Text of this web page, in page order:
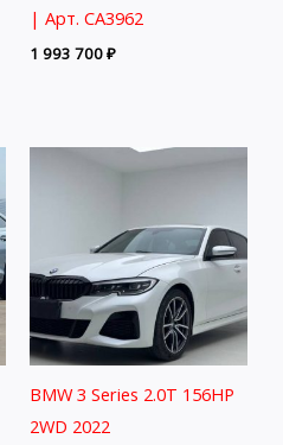
| Арт. CA3962
1 993 700₽
BMW 3 Series 2.0T 156HP
2WD 2022